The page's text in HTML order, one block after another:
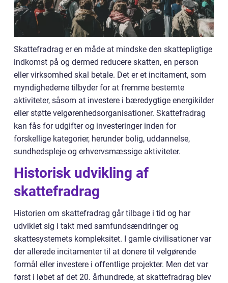
Skattefradrag er en måde at mindske den skattepligtige
indkomst på og dermed reducere skatten, en person
eller virksomhed skal betale. Det er et incitament, som
myndighederne tilbyder for at fremme bestemte
aktiviteter, såsom at investere i bæredygtige energikilder
eller støtte velgørenhedsorganisationer. Skattefradrag
kan fås for udgifter og investeringer inden for
forskellige kategorier, herunder bolig, uddannelse,
sundhedspleje og erhvervsmæssige aktiviteter.
Historisk udvikling af
skattefradrag
Historien om skattefradrag går tilbage i tid og har
udviklet sig i takt med samfundsændringer og
skattesystemets kompleksitet. I gamle civilisationer var
der allerede incitamenter til at donere til velgørende
formål eller investere i offentlige projekter. Men det var
først i løbet af det 20. århundrede, at skattefradrag blev